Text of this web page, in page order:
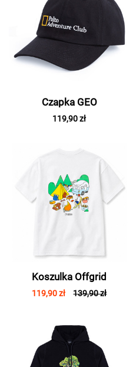
Czapka GEO
119,90 zł
Koszulka Offgrid
119,90 zł 139,90 zł